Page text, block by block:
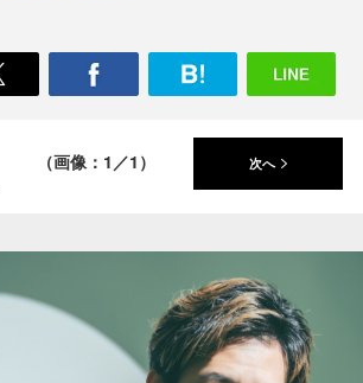
（画像：1／1） 次へ